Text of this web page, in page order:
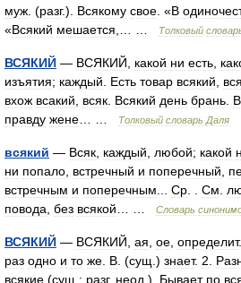
муж . (разг.). Всякому свое . «В
«Всякий мешается Толковый
ВСЯКИЙ — ВСЯКИЙ какой ни есть
изъятия; каждый Есть товар всякий
вхож всакий всяк Всякий день брань
правду жене Толковый словарь Даля
всякий — Всяк каждый любой; какой
ни попало встречный и поперечный
встречным и поперечным Ср См
повода без всякой Словарь
ВСЯКИЙ — ВСЯКИЙ ая ое определит.
раз одно и то же В . (сущ .) знает. 2
всякие (сущ .; разг. неод .). Бывает по